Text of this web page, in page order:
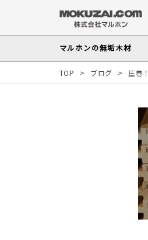
マルホンの無垢木材
フローリ
その他の
ショールームTOP
Instagram投稿実
よ
マルホンのオ
TOP > ブログ > 圧巻